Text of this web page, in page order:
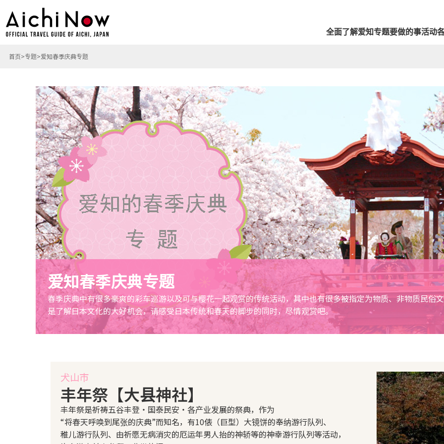
全面了解爱知专题要做的事活动
首页 专题 爱知春季庆典专题
爱知春季庆典专题
春季庆典中有很多豪爽的彩车巡游以及可与樱花一起观赏的传统活动，其中也有很多被指定为物质、非物质民俗
是了解日本文化的大好机会，请感受日本传统和春天的脚步的同时，尽情观赏吧。
犬山市
丰年祭【大县神社】
丰年祭是祈祷五谷丰登・国泰民安・各产业发展的祭典，作为
“将春天呼唤到尾张的庆典”而知名，有10俵（巨型）大镜饼的奉纳游行队列、
稚儿游行队列、由祈愿无病消灾的厄运年男人抬的神轿等的神幸游行队列等活动，